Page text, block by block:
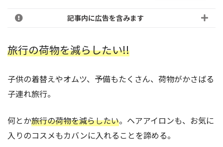
記事内に広告を含みます
旅行の荷物を減らしたい!!
子供の着替えやオムツ、予備もたくさん、荷物がかさばる
子連れ旅行。
何とか旅行の荷物を減らしたい。ヘアアイロンも、お気に
入りのコスメもカバンに入れることを諦める。